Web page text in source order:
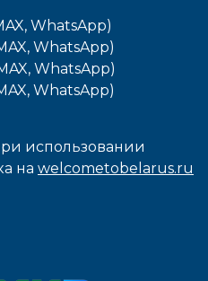
WhatsApp)
WhatsApp)
WhatsApp)
WhatsApp)
использовании
на welcometobelarus.ru